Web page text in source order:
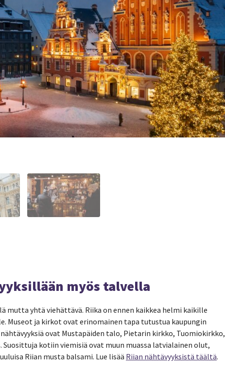
myös talvella
mutta yhtä viehättävä. Riika on ennen kaikkea helmi kaikille
Museot ja kirkot ovat erinomainen tapa tutustua kaupungin
ovat Mustapäiden talo, Pietarin kirkko, Tuomiokirkko,
Suosittuja kotiin viemisiä ovat muun muassa latvialainen olut,
Riian musta balsami. Lue lisää Riian nähtävyyksistä täältä.